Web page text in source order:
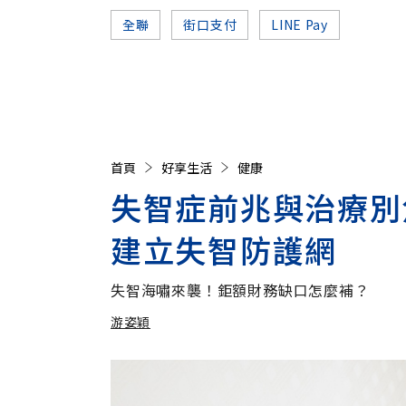
全聯 街口支付 LINE Pay
首頁 好享生活 健康
失智症前兆與治療
建立失智防護網
失智海嘯來襲！鉅額財務缺口怎麼補？
游姿穎